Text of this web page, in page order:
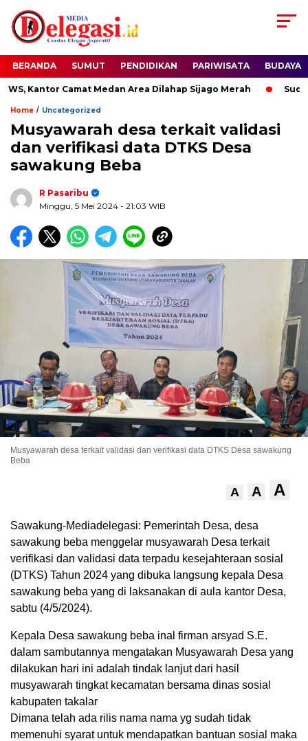
BERANDA SUMUT PENDIDIKAN PARIWISATA BUDAYA
Kantor Camat Medan Area Dilahap Sijago Merah Sudewo
Home / Uncategorized
Musyawarah desa terkait validasi
dan verifikasi data DTKS Desa
sawakung Beba
R Pasaribu
Minggu, 5 Mei 2024 - 21:03 WIB
Musyawarah desa terkait validasi dan verifikasi data DTKS Desa sawakung
Beba
A A A
Sawakung-Mediadelegasi: Pemerintah Desa, desa
sawakung beba menggelar musyawarah Desa terkait
verifikasi dan validasi data terpadu kesejahteraan sosial
(DTKS) Tahun 2024 yang dibuka langsung kepala Desa
sawakung beba yang di laksanakan di aula kantor Desa,
sabtu (4/5/2024).
Kepala Desa sawakung beba inal firman arsyad S.E.
dalam sambutannya mengatakan Musyawarah Desa yang
dilakukan hari ini adalah tindak lanjut dari hasil
musyawarah tingkat kecamatan bersama dinas sosial
kabupaten takalar
Dimana telah ada rilis nama nama yg sudah tidak
memenuhi syarat untuk mendapatkan bantuan sosial maka